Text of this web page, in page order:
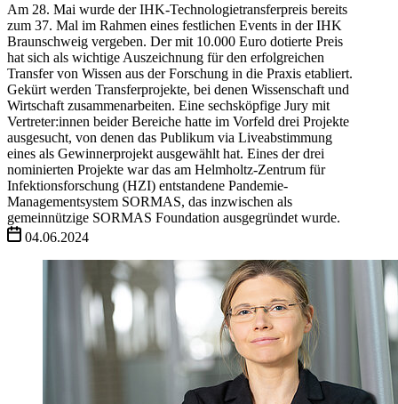
Am 28. Mai wurde der IHK-Technologietransferpreis bereits
zum 37. Mal im Rahmen eines festlichen Events in der IHK
Braunschweig vergeben. Der mit 10.000 Euro dotierte Preis
hat sich als wichtige Auszeichnung für den erfolgreichen
Transfer von Wissen aus der Forschung in die Praxis etabliert.
Gekürt werden Transferprojekte, bei denen Wissenschaft und
Wirtschaft zusammenarbeiten. Eine sechsköpfige Jury mit
Vertreter:innen beider Bereiche hatte im Vorfeld drei Projekte
ausgesucht, von denen das Publikum via Liveabstimmung
eines als Gewinnerprojekt ausgewählt hat. Eines der drei
nominierten Projekte war das am Helmholtz-Zentrum für
Infektionsforschung (HZI) entstandene Pandemie-
Managementsystem SORMAS, das inzwischen als
gemeinnützige SORMAS Foundation ausgegründet wurde.
04.06.2024